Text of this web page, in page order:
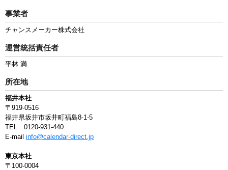
事業者
チャンスメーカー株式会社
運営統括責任者
平林 満
所在地
福井本社
〒919-0516
福井県坂井市坂井町福島8-1-5
TEL 0120-931-440
E-mail info@calendar-direct.jp
東京本社
〒100-0004